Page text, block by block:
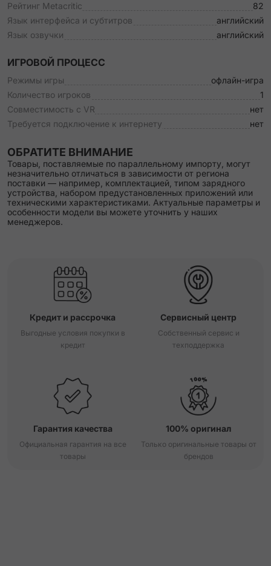
Рейтинг Metacritic
82
Язык интерфейса и субтитров
английский
Язык озвучки
английский
ИГРОВОЙ ПРОЦЕСС
Режимы игры
офлайн-игра
Количество игроков
1
Совместимость с VR
нет
Требуется подключение к интернету
нет
ОБРАТИТЕ ВНИМАНИЕ
Товары, поставляемые по параллельному импорту, могут
незначительно отличаться в зависимости от региона
поставки — например, комплектацией, типом зарядного
устройства, набором предустановленных приложений или
техническими характеристиками. Актуальные параметры и
особенности модели вы можете уточнить у наших
менеджеров.
Кредит и рассрочка
Выгодные условия покупки в
кредит
Сервисный центр
Собственный сервис и
техподдержка
Гарантия качества
Официальная гарантия на все
товары
100% оригинал
Только оригинальные товары от
брендов